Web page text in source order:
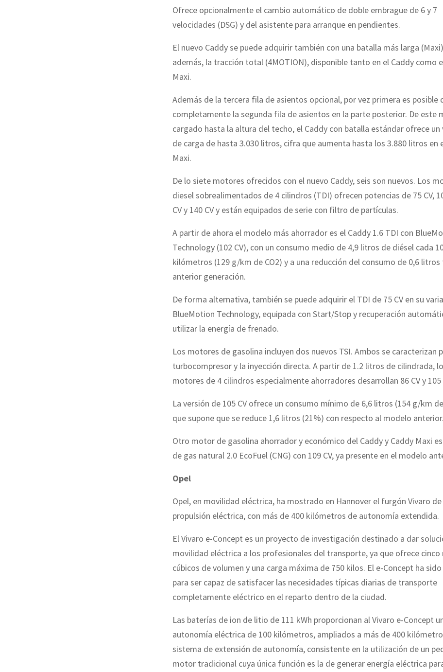
Ofrece opcionalmente el cambio automático de doble embrague de 6 y 7
velocidades (DSG) y del asistente para arranque en pendientes.
El nuevo Caddy se puede adquirir también con una batalla más larga
además, la tracción total (4MOTION), disponible tanto en el Caddy como
Maxi.
Además de la tercera fila de asientos opcional, por vez primera es posible
completamente la segunda fila de asientos en la parte posterior. De este
cargado hasta la altura del techo, el Caddy con batalla estándar ofrece un
de carga de hasta 3.030 litros, cifra que aumenta hasta los 3.880 litros en
Maxi.
De lo siete motores ofrecidos con el nuevo Caddy, seis son nuevos. Los
diesel sobrealimentados de 4 cilindros (TDI) ofrecen potencias de 75 CV,
CV y 140 CV y están equipados de serie con filtro de partículas.
A partir de ahora el modelo más ahorrador es el Caddy 1.6 TDI con
Technology (102 CV), con un consumo medio de 4,9 litros de diésel cada
kilómetros (129 g/km de CO2) y a una reducción del consumo de 0,6
anterior generación.
De forma alternativa, también se puede adquirir el TDI de 75 CV en su
BlueMotion Technology, equipada con Start/Stop y recuperación
utilizar la energía de frenado.
Los motores de gasolina incluyen dos nuevos TSI. Ambos se caracterizan
turbocompresor y la inyección directa. A partir de 1.2 litros de cilindrada,
motores de 4 cilindros especialmente ahorradores desarrollan 86 CV y 105
La versión de 105 CV ofrece un consumo mínimo de 6,6 litros (154 g/km
que supone que se reduce 1,6 litros (21%) con respecto al modelo anterior.
Otro motor de gasolina ahorrador y económico del Caddy y Caddy Maxi
de gas natural 2.0 EcoFuel (CNG) con 109 CV, ya presente en el modelo
Opel
Opel, en movilidad eléctrica, ha mostrado en Hannover el furgón Vivaro de
propulsión eléctrica, con más de 400 kilómetros de autonomía extendida.
El Vivaro e-Concept es un proyecto de investigación destinado a dar
movilidad eléctrica a los profesionales del transporte, ya que ofrece
cúbicos de volumen y una carga máxima de 750 kilos. El e-Concept ha
para ser capaz de satisfacer las necesidades típicas diarias de transporte
completamente eléctrico en el reparto dentro de la ciudad.
Las baterías de ion de litio de 111 kWh proporcionan al Vivaro e-Concept
autonomía eléctrica de 100 kilómetros, ampliados a más de 400
sistema de extensión de autonomía, consistente en la utilización de un
motor tradicional cuya única función es la de generar energía eléctrica